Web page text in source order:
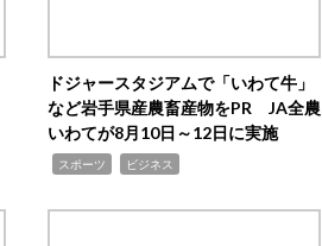
ドジャースタジアムで「いわて牛」
など岩手県産農畜産物をPR JA全農
いわてが8月10日～12日に実施
スポーツ ビジネス